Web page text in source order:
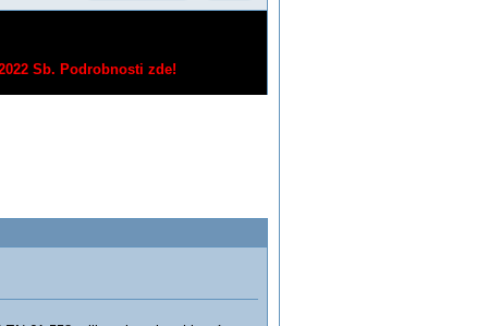
Sb. Podrobnosti zde!